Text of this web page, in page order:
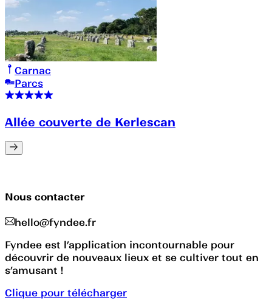
Carnac
Parcs
Allée couverte de Kerlescan
Nous contacter
hello@fyndee.fr
Fyndee est l’application incontournable pour
découvrir de nouveaux lieux et se cultiver tout en
s’amusant !
Clique pour télécharger